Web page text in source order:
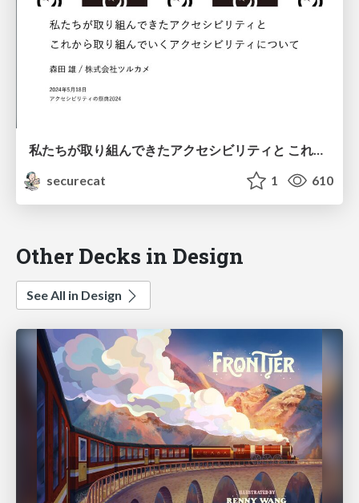
私たちが取り組んできたアクセシビリティと これから取り組んでいくアクセシビリティについて
securecat
1 610
Other Decks in Design
See All in Design